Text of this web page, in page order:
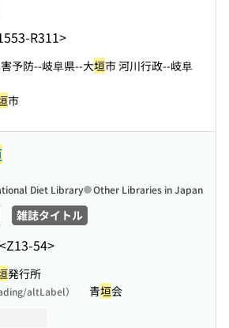
R311>
予防--岐阜県--大垣市 河川行政--岐阜
市
雑誌タイトル
<Z13-54>
Diet Library Other Libraries in Japan
発行所
altLabel） 青垣会